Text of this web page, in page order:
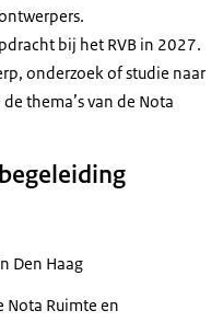
bij het RVB in 2027.
onderzoek of studie naar
thema’s van de Nota
Den Haag
Nota Ruimte en